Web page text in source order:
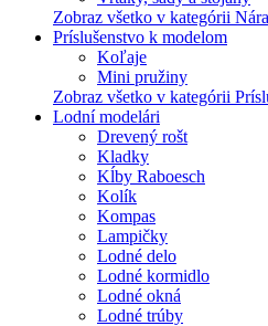
Zobraz všetko v kategórii
Príslušenstvo k modelom
Koľaje
Mini pružiny
Zobraz všetko v kategórii
Lodní modelári
Drevený rošt
Kladky
Kĺby Raboesch
Kolík
Kompas
Lampičky
Lodné delo
Lodné kormidlo
Lodné okná
Lodné trúby